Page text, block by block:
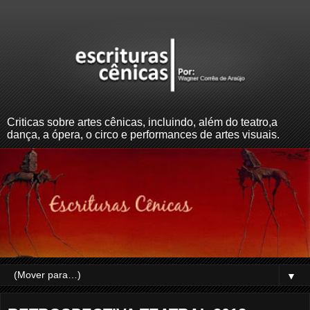
Criticas sobre artes cênicas, incluindo, além do teatro,a
dança, a ópera, o circo e performances de artes visuais.
▼